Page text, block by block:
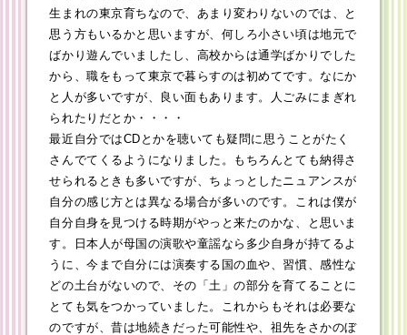
生まれの東京育ちなので、あまり変わりないのでは、と
思う方もいるかと思いますが、何しろ小さい頃は地元で
ばかり遊んでいましたし、高校からは通学ばかりでした
から、職をもって東京で暮らすのは初めてです。なにか
と人が多いですが、良い面もあります。人ごみにまぎれ
られたりだとか・・・・
最近自分ではCDとかを聴いても疑問に思うことがたく
さんでてくるようになりました。もちろんとても納得さ
せられるときも多いですが、ちょっとしたニュアンスが
自分の感じ方とは異なる場合が多いのです。これは僕が
自分自身を見つける時期がやっと来たのかな、と思いま
す。日本人が母国の演歌や童謡なら多少自身が持てるよ
うに、今まで自分には演奏する国の血や、習慣、感性な
どの土台がないので、その「土」の部分を育てることに
とても気をつかっていました。これからもそれは必要な
のですが、昔は地続きだった可能性や、祖先をさかのぼ